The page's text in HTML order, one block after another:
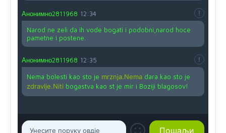
Анонимно2811968 12:34
Narod ne zeli da ih vode bogati i podobni,narod hoce
pametne i postene.
Анонимно2811968 12:35
Nema bolesti kao sto je mrznja.Nemadara kao sto je
zdravlje.Niti bogastva kao st je mir i Boziji blagosov!